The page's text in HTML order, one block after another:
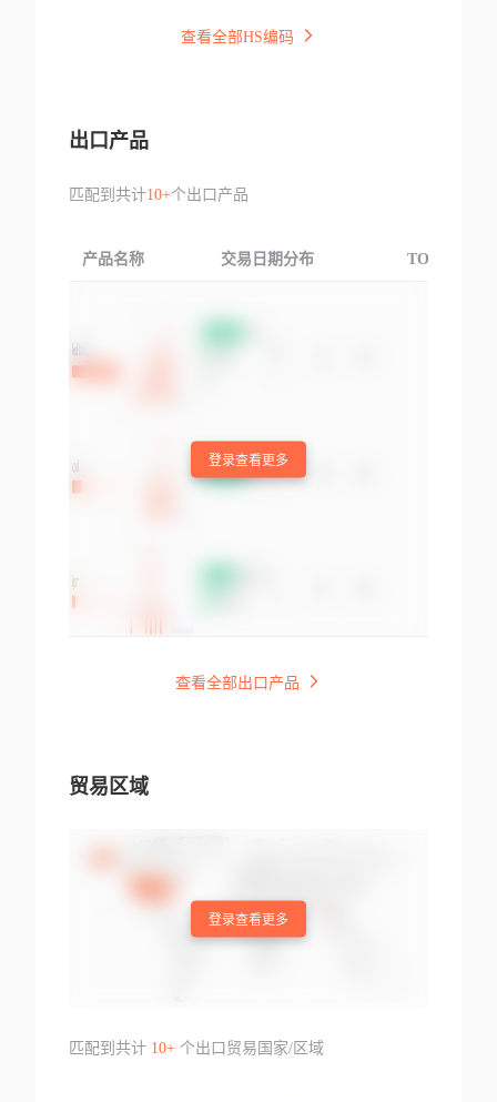
查看全部HS编码
出口产品
匹配到共计10+个出口产品
产品名称 交易日期分布 TOP3交易国
登录查看更多
查看全部出口产品
贸易区域
登录查看更多
匹配到共计 10+个出口贸易国家/区域